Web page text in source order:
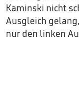
Kaminski nicht
Ausgleich
nur den linken